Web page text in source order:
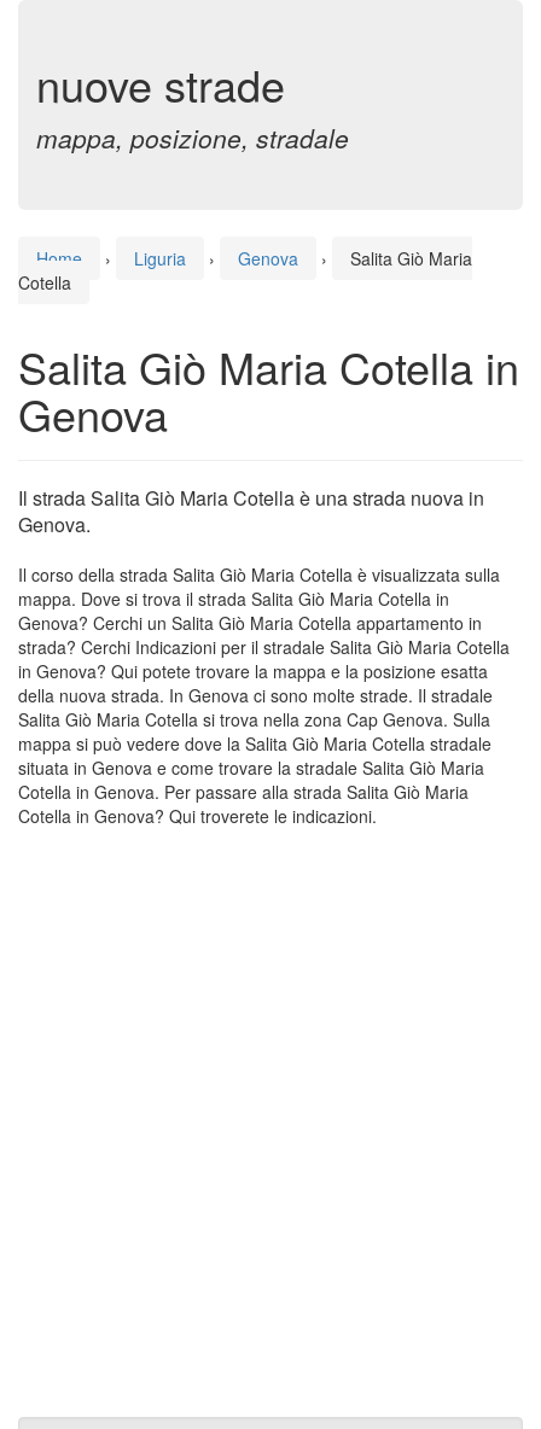
nuove strade
mappa, posizione, stradale
Home › Liguria › Genova ›
Salita Giò Maria
Cotella
Salita Giò Maria Cotella in
Genova
Il strada Salita Giò Maria Cotella è una strada nuova in
Genova.
Il corso della strada Salita Giò Maria Cotella è visualizzata sulla
mappa. Dove si trova il strada Salita Giò Maria Cotella in
Genova? Cerchi un Salita Giò Maria Cotella appartamento in
strada? Cerchi Indicazioni per il stradale Salita Giò Maria Cotella
in Genova? Qui potete trovare la mappa e la posizione esatta
della nuova strada. In Genova ci sono molte strade. Il stradale
Salita Giò Maria Cotella si trova nella zona Cap Genova. Sulla
mappa si può vedere dove la Salita Giò Maria Cotella stradale
situata in Genova e come trovare la stradale Salita Giò Maria
Cotella in Genova. Per passare alla strada Salita Giò Maria
Cotella in Genova? Qui troverete le indicazioni.